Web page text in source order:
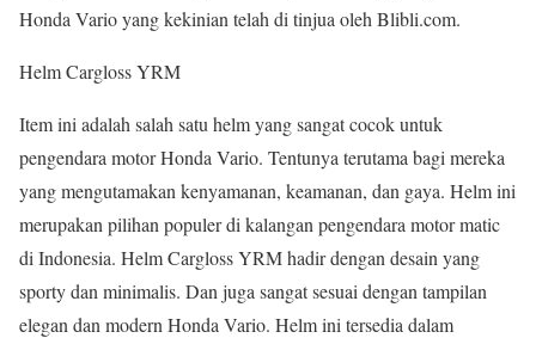
Honda Vario yang kekinian telah di tinjua oleh Blibli.com.
Helm Cargloss YRM
Item ini adalah salah satu helm yang sangat cocok untuk
pengendara motor Honda Vario. Tentunya terutama bagi mereka
yang mengutamakan kenyamanan, keamanan, dan gaya. Helm ini
merupakan pilihan populer di kalangan pengendara motor matic
di Indonesia. Helm Cargloss YRM hadir dengan desain yang
sporty dan minimalis. Dan juga sangat sesuai dengan tampilan
elegan dan modern Honda Vario. Helm ini tersedia dalam